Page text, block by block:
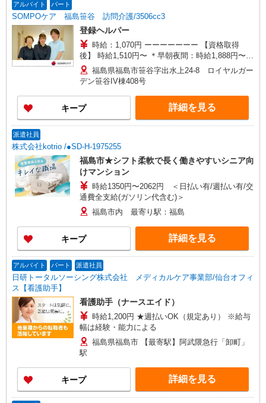
アルバイト パート
SOMPOケア 福島笹谷 訪問介護/3506cc3
登録ヘルパー
時給：1,070円 ーーーーーーー 【資格取得
後】 時給1,510円〜 ＊早朝夜間：時給1,888円〜
＊日曜祝日：時給1,810円〜 ーーーーーーー
福島県福島市笹谷字出水上24-8 ロイヤルガー
デン笹谷IV棟408号
キープ 詳細を見る
派遣社員
株式会社kotrio /●SD-H-1975255
福島市★シフト柔軟で長く働きやすいシニア向
けマンション
時給1350円〜2062円 ＜日払い有/週払い有/交
通費全支給(ガソリン代含む)＞
福島市内 最寄り駅：福島
キープ 詳細を見る
アルバイト パート 派遣社員
日研トータルソーシング株式会社 メディカルケア事業部/仙台オフィ
ス【看護助手】
看護助手（ナースエイド）
時給1,200円 ★週払いOK（規定あり） ※給与
幅は経験・能力による
福島県福島市 【最寄駅】阿武隈急行「卸町」
駅
キープ 詳細を見る